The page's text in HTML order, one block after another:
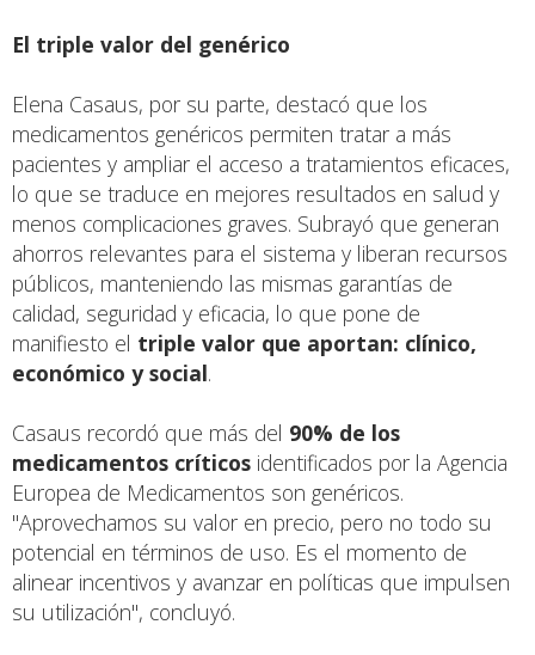
El triple valor del genérico
Elena Casaus, por su parte, destacó que los
medicamentos genéricos permiten tratar a más
pacientes y ampliar el acceso a tratamientos eficaces,
lo que se traduce en mejores resultados en salud y
menos complicaciones graves. Subrayó que generan
ahorros relevantes para el sistema y liberan recursos
públicos, manteniendo las mismas garantías de
calidad, seguridad y eficacia, lo que pone de
manifiesto el triple valor que aportan: clínico,
económico y social.
Casaus recordó que más del 90% de los
medicamentos críticos identificados por la Agencia
Europea de Medicamentos son genéricos.
"Aprovechamos su valor en precio, pero no todo su
potencial en términos de uso. Es el momento de
alinear incentivos y avanzar en políticas que impulsen
su utilización", concluyó.